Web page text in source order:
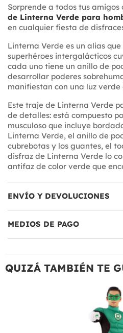
Sorprende a todos tus amigos
de Linterna Verde para
en cualquier fiesta de
Linterna Verde es un alias
superhéroes intergalácticos
cada uno tiene un anillo de
desarrollar poderes
manifiestan con una luz verde
Este traje de Linterna Verde
de detalles: está compuesto
musculoso que incluye
Linterna Verde, el anillo de
cubrebotas y los guantes, el
disfraz de Linterna Verde lo
antifaz de color verde que
ENVÍO Y DEVOLUCIONES
MEDIOS DE PAGO
QUIZÁ TAMBIÉN TE